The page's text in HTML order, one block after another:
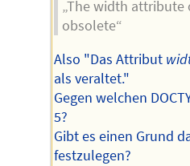
„The width
obsolete“
Also "Das Attribut
als veraltet."
Gegen welchen
5?
Gibt es einen Grund
festzulegen?